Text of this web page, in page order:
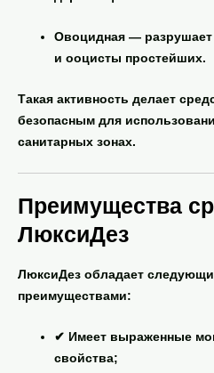
Овоцидная — разрушает
и ооцисты простейших.
Такая активность делает
безопасным для
санитарных зонах.
Преимущества
ЛюксиДез
ЛюксиДез обладает
преимуществами:
✔ Имеет выраженные
свойства;